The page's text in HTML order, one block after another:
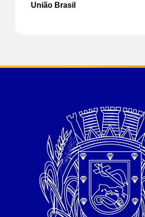
União Brasil